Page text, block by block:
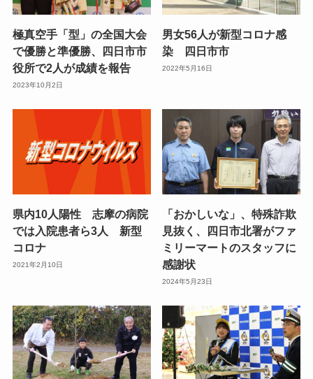
極真空手「型」の全国大会
で優勝と準優勝、四日市市
役所で2人が成績を報告
2023年10月2日
男女56人が新型コロナ感
染 四日市市
2022年5月16日
県内10人陽性 志摩の病院
では入院患者ら3人 新型
コロナ
2021年2月10日
「おかしいな」、特殊詐欺
見抜く、四日市北署がファ
ミリーマートのスタッフに
感謝状
2024年5月23日